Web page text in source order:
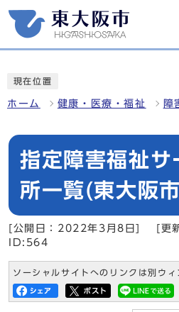
現在位置
ホーム 健康・医療・福祉 障
指定障害福祉サ
所一覧(東大阪
[公開日：2022年3月8日]
[更
ID:564
ソーシャルサイトへのリンクは別ウィ